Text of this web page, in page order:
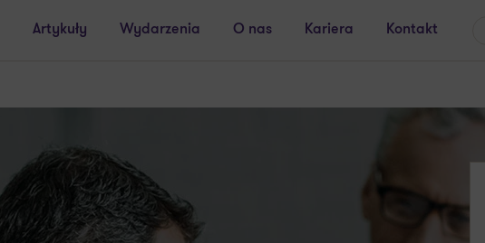
Artykuły Wydarzenia O nas Kariera Kontakt